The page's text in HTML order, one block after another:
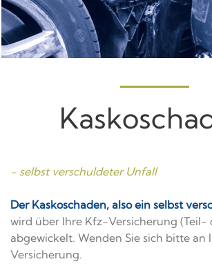
- selbst verschuldeter Unfall
Der Kaskoschaden, also ein selbst
wird über Ihre Kfz-Versicherung (Teil-
abgewickelt. Wenden Sie sich bitte an
Versicherung.